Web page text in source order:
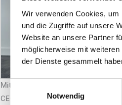
Wir verwenden Cookies,
und die Zugriffe auf unsere
Website an unsere Partner
möglicherweise mit
der Dienste gesammelt
Einwilligungsauswahl
Notwendig
Mit der Bestellung von Uli Kiendl
CEO kehrt Oliver Götz, Interims-CEO